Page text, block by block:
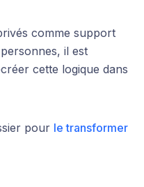
comme support
il est
cette logique dans
pour le transformer